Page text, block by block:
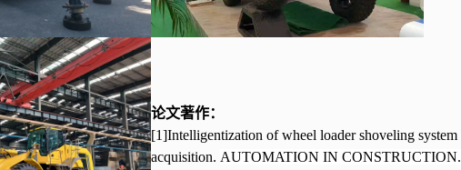
论文著作：
[1]Intelligentization of wheel loader shoveling system
acquisition. AUTOMATION IN CONSTRUCTION.